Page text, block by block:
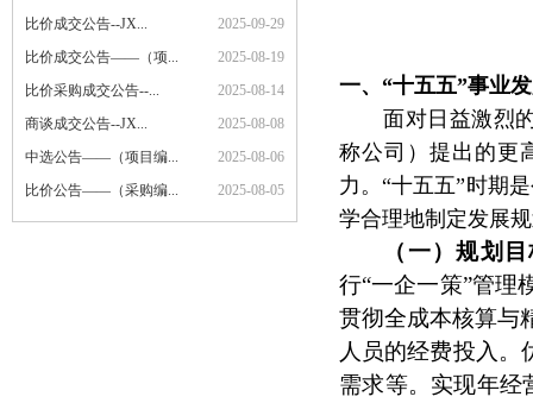
比价成交公告--JX...
2025-09-29
比价成交公告——（项...
2025-08-19
比价采购成交公告--...
2025-08-14
商谈成交公告--JX...
2025-08-08
中选公告——（项目编...
2025-08-06
比价公告——（采购编...
2025-08-05
一、“十五五”事业
面对日益激烈
称公司）提出的更
力。“十五五”时期
学合理地制定发展
（一）规划
行“一企一策”管理
贯彻全成本核算与
人员的经费投入。
需求等。实现年经